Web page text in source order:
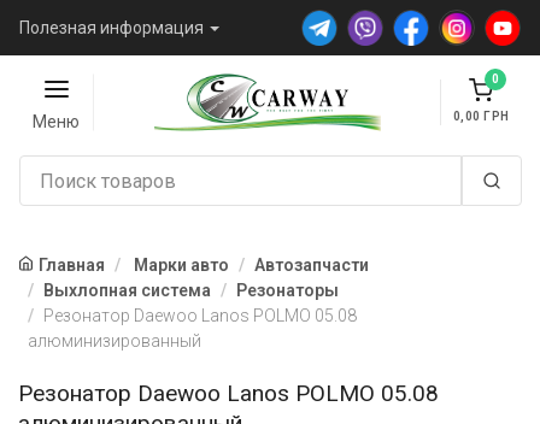
Полезная информация
Меню
0
0,00
Главная Марки авто
Автозапчасти
Выхлопная система
Резонаторы
Резонатор Daewoo Lanos POLMO 05.08
алюминизированный
Резонатор Daewoo Lanos POLMO 05.08